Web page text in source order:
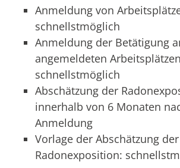
Anmeldung von
schnellstmöglich
Anmeldung der Betätigung
angemeldeten
schnellstmöglich
Abschätzung der
innerhalb von 6 Monaten
Anmeldung
Vorlage der Abschätzung der
Radonexposition: